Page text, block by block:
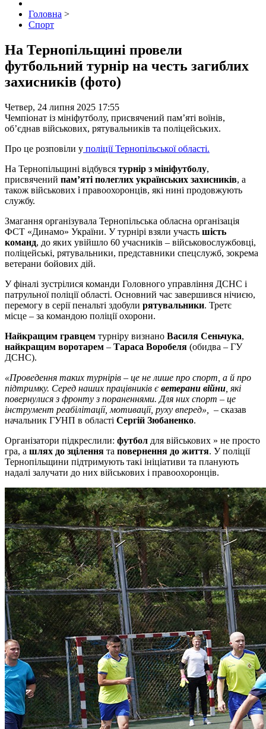
Головна >
Спорт
На Тернопільщині провели
футбольний турнір на честь загиблих
захисників (фото)
Четвер, 24 липня 2025 17:55
Чемпіонат із мініфутболу, присвячений пам’яті воїнів,
об’єднав військових, рятувальників та поліцейських.
Про це розповіли у поліції Тернопільської області.
На Тернопільщині відбувся турнір з мініфутболу,
присвячений пам’яті полеглих українських захисників, а
також військових і правоохоронців, які нині продовжують
службу.
Змагання організувала Тернопільська обласна організація
ФСТ «Динамо» України. У турнірі взяли участь шість
команд, до яких увійшло 60 учасників – військовослужбовці,
поліцейські, рятувальники, представники спецслужб, зокрема
ветерани бойових дій.
У фіналі зустрілися команди Головного управління ДСНС і
патрульної поліції області. Основний час завершився нічиєю,
перемогу в серії пенальті здобули рятувальники. Третє
місце – за командою поліції охорони.
Найкращим гравцем турніру визнано Василя Сеньчука,
найкращим воротарем – Тараса Воробеля (обидва – ГУ
ДСНС).
«Проведення таких турнірів – це не лише про спорт, а й про
підтримку. Серед наших працівників є ветерани війни , які
повернулися з фронту з пораненнями. Для них спорт – це
інструмент реабілітації, мотивації, руху вперед»,
– сказав
начальник ГУНП в області Сергій Зюбаненко.
Організатори підкреслили: футбол для військових » не просто
гра, а шлях до зцілення та повернення до життя. У поліції
Тернопільщини підтримують такі ініціативи та планують
надалі залучати до них військових і правоохоронців.